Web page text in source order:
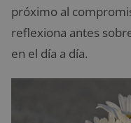
próximo al
reflexiona antes
en el día a día.